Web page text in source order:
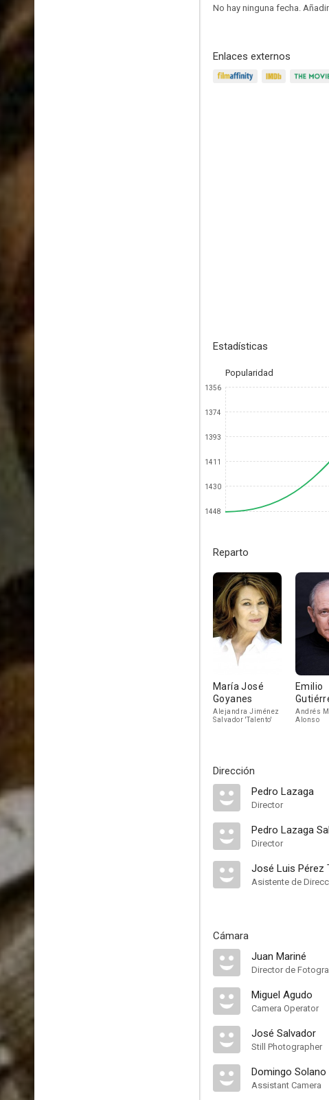
No hay ninguna fecha. Añadir
Enlaces externos
Estadísticas
Popularidad
1356
1374
1393
1411
1430
1448
Reparto
María José
Goyanes
Alejandra Jiménez
Salvador 'Talento'
Emilio
Andrés
Alonso
Dirección
Pedro Lazaga
Director
Pedro Lazaga
Director
José Luis Pérez
Asistente de
Cámara
Juan Mariné
Director de
Miguel Agudo
Camera Operator
José Salvador
Still Photographer
Domingo Solano
Assistant Camera